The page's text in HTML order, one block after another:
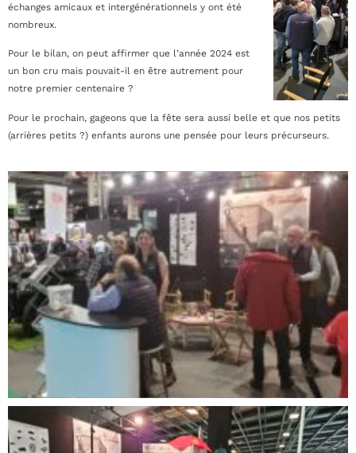
échanges amicaux et intergénérationnels y ont été
nombreux.
Pour le bilan, on peut affirmer que l’année 2024 est
un bon cru mais pouvait-il en être autrement pour
notre premier centenaire ?
Pour le prochain, gageons que la fête sera aussi belle et que nos petits
(arrières petits ?) enfants aurons une pensée pour leurs précurseurs.